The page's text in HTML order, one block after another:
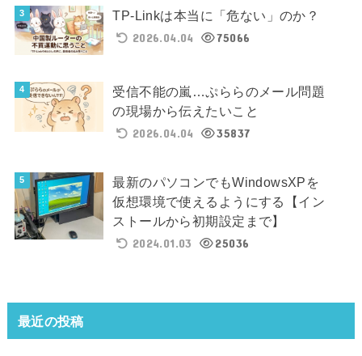
TP-Linkは本当に「危ない」のか？
2026.04.04
75066
受信不能の嵐…ぷららのメール問題
の現場から伝えたいこと
2026.04.04
35837
最新のパソコンでもWindowsXPを
仮想環境で使えるようにする【イン
ストールから初期設定まで】
2024.01.03
25036
最近の投稿